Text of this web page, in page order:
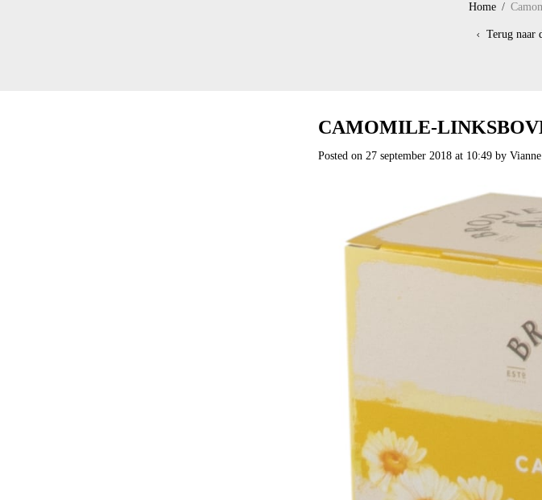
Home /
Terug naar
CAMOMILE-
Posted on 27 september 2018 at 10:49 by